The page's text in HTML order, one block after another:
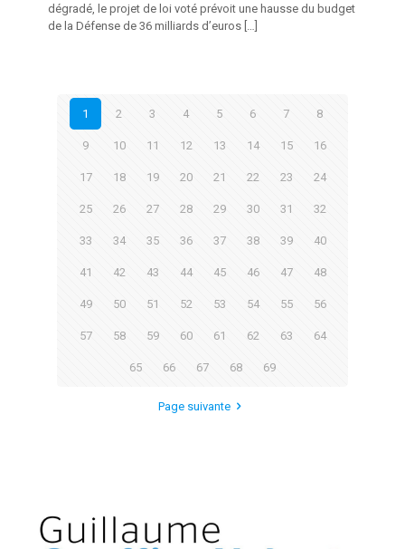
dégradé, le projet de loi voté prévoit une hausse du budget
de la Défense de 36 milliards d’euros […]
1 2 3 4 5 6 7 8
9 10 11 12 13 14 15 16
17 18 19 20 21 22 23 24
25 26 27 28 29 30 31 32
33 34 35 36 37 38 39 40
41 42 43 44 45 46 47 48
49 50 51 52 53 54 55 56
57 58 59 60 61 62 63 64
65 66 67 68 69
Page suivante